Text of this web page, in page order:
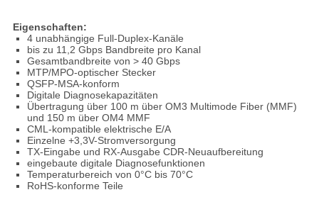
Eigenschaften:
4 unabhängige Full-Duplex-Kanäle
bis zu 11,2 Gbps Bandbreite pro Kanal
Gesamtbandbreite von > 40 Gbps
MTP/MPO-optischer Stecker
QSFP-MSA-konform
Digitale Diagnosekapazitäten
Übertragung über 100 m über OM3 Multimode Fiber (MMF)
und 150 m über OM4 MMF
CML-kompatible elektrische E/A
Einzelne +3,3V-Stromversorgung
TX-Eingabe und RX-Ausgabe CDR-Neuaufbereitung
eingebaute digitale Diagnosefunktionen
Temperaturbereich von 0°C bis 70°C
RoHS-konforme Teile